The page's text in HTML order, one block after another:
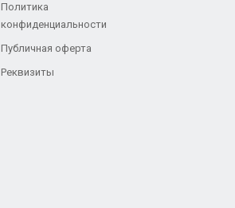
Политика
конфиденциальности
Публичная оферта
Реквизиты